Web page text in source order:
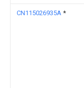
CN115026935A *